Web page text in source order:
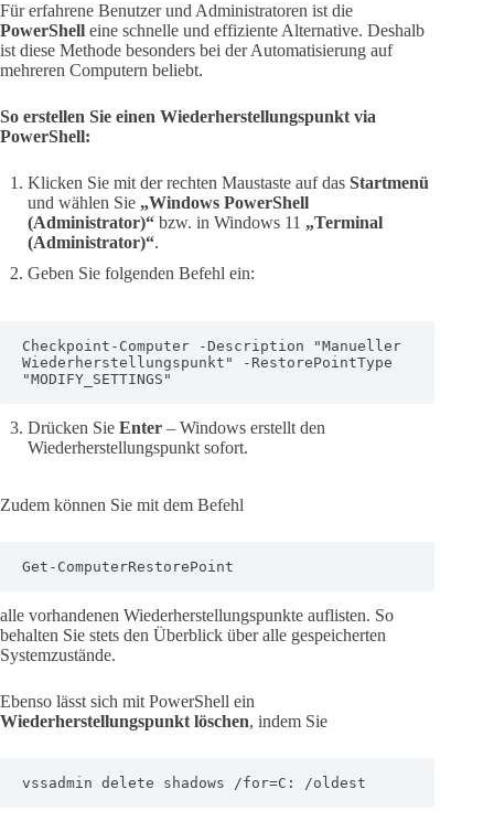
Für erfahrene Benutzer und Administratoren ist die
PowerShell eine schnelle und effiziente Alternative. Deshalb
ist diese Methode besonders bei der Automatisierung auf
mehreren Computern beliebt.
So erstellen Sie einen Wiederherstellungspunkt via
PowerShell:
Klicken Sie mit der rechten Maustaste auf das Startmenü
und wählen Sie „Windows PowerShell
(Administrator)“ bzw. in Windows 11 „Terminal
(Administrator)“.
Geben Sie folgenden Befehl ein:
Checkpoint-Computer -Description "Manueller
Wiederherstellungspunkt" -RestorePointType
"MODIFY_SETTINGS"
Drücken Sie Enter – Windows erstellt den
Wiederherstellungspunkt sofort.
Zudem können Sie mit dem Befehl
Get-ComputerRestorePoint
alle vorhandenen Wiederherstellungspunkte auflisten. So
behalten Sie stets den Überblick über alle gespeicherten
Systemzustände.
Ebenso lässt sich mit PowerShell ein
Wiederherstellungspunkt löschen, indem Sie
vssadmin delete shadows /for=C: /oldest